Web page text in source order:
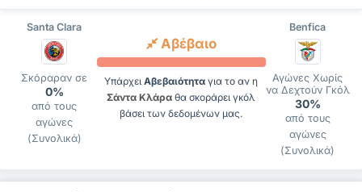
Santa Clara Benfica
Σκόραραν σε
0%
από τους
αγώνες
(Συνολικά)
Αβέβαιο
Υπάρχει Αβεβαιότητα για το αν η
Σάντα Κλάρα θα σκοράρει γκόλ
βάσει των δεδομένων μας.
Αγώνες Χωρίς
να Δεχτούν Γκόλ
30%
από τους
αγώνες
(Συνολικά)